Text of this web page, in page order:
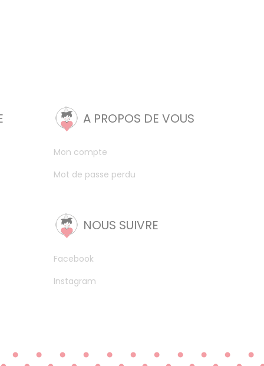
A PROPOS DE VOUS
Mon compte
Mot de passe perdu
NOUS SUIVRE
Facebook
Instagram